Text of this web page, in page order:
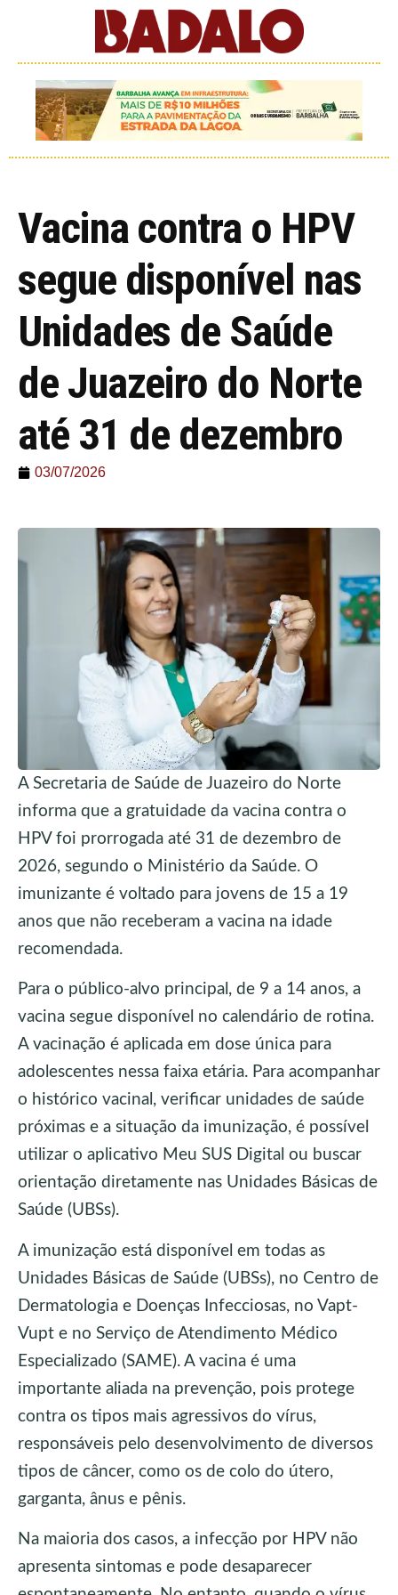
Vacina contra o HPV
segue disponível nas
Unidades de Saúde
de Juazeiro do Norte
até 31 de dezembro
03/07/2026
A Secretaria de Saúde de Juazeiro do Norte
informa que a gratuidade da vacina contra o
HPV foi prorrogada até 31 de dezembro de
2026, segundo o Ministério da Saúde. O
imunizante é voltado para jovens de 15 a 19
anos que não receberam a vacina na idade
recomendada.
Para o público-alvo principal, de 9 a 14 anos, a
vacina segue disponível no calendário de rotina.
A vacinação é aplicada em dose única para
adolescentes nessa faixa etária. Para acompanhar
o histórico vacinal, verificar unidades de saúde
próximas e a situação da imunização, é possível
utilizar o aplicativo Meu SUS Digital ou buscar
orientação diretamente nas Unidades Básicas de
Saúde (UBSs).
A imunização está disponível em todas as
Unidades Básicas de Saúde (UBSs), no Centro de
Dermatologia e Doenças Infecciosas, no Vapt-
Vupt e no Serviço de Atendimento Médico
Especializado (SAME). A vacina é uma
importante aliada na prevenção, pois protege
contra os tipos mais agressivos do vírus,
responsáveis pelo desenvolvimento de diversos
tipos de câncer, como os de colo do útero,
garganta, ânus e pênis.
Na maioria dos casos, a infecção por HPV não
apresenta sintomas e pode desaparecer